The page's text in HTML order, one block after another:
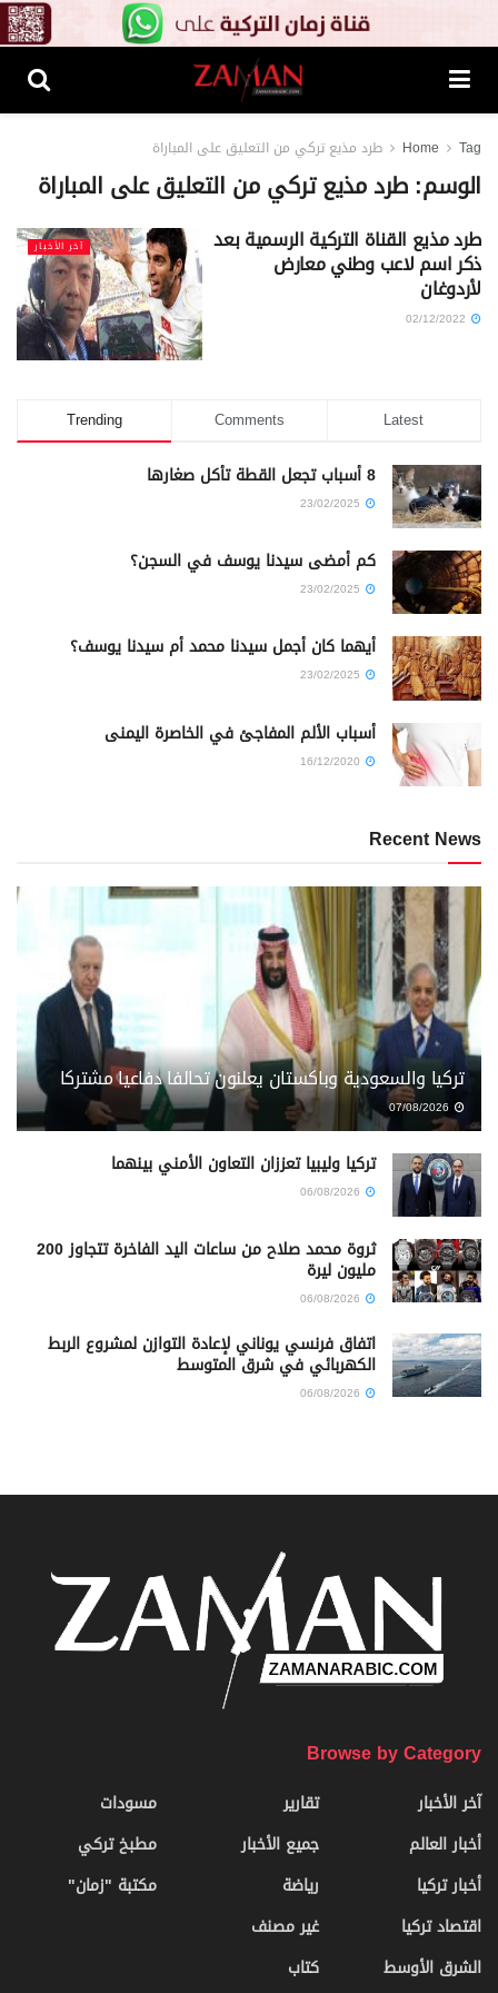
Home Tag طرد مذيع تركي من التعليق على المباراة
الوسم:طرد مذيع تركي من التعليق على المباراة
آخر الأخبار طرد مذيع القناة التركية الرسمية بعد
ذكر اسم لاعب وطني معارض
لأردوغان
Trending Comments Latest
8 أسباب تجعل القطة تأكل صغارها
كم أمضى سيدنا يوسف في السجن؟
أيهما كان أجمل سيدنا محمد أم سيدنا يوسف؟
أسباب الألم المفاجئ في الخاصرة اليمنى
Recent News
تركيا والسعودية وباكستان يعلنون تحالفا دفاعيا مشتركا
تركيا وليبيا تعززان التعاون الأمني بينهما
ثروة محمد صلاح من ساعات اليد الفاخرة تتجاوز 200
مليون ليرة
اتفاق فرنسي يوناني لإعادة التوازن لمشروع الربط
الكهربائي في شرق المتوسط
Browse by Category
آخر الأخبار
أخبار العالم
أخبار تركيا
اقتصاد تركيا
الشرق الأوسط
تقارير
جميع الأخبار
رياضة
غير مصنف
كتاب
مسودات
مطبخ تركي
مكتبة "زمان"